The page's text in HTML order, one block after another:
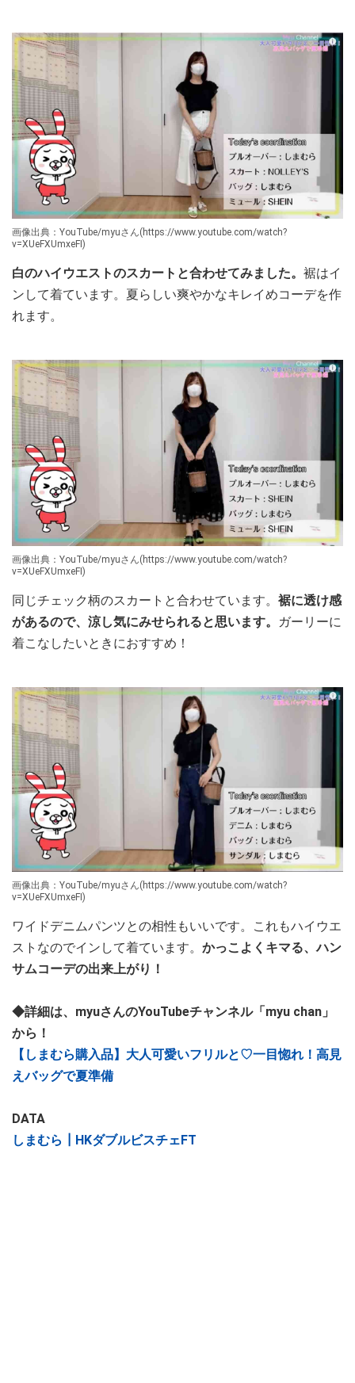
画像出典：YouTube/myuさん(https://www.youtube.com/watch?
v=XUeFXUmxeFI)
白のハイウエストのスカートと合わせてみました。 裾はイ
ンして着ています。夏らしい爽やかなキレイめコーデを作
れます。
画像出典：YouTube/myuさん(https://www.youtube.com/watch?
v=XUeFXUmxeFI)
同じチェック柄のスカートと合わせています。 裾に透け感
があるので、涼し気にみせられると思います。
ガーリーに
着こなしたいときにおすすめ！
画像出典：YouTube/myuさん(https://www.youtube.com/watch?
v=XUeFXUmxeFI)
ワイドデニムパンツとの相性もいいです。これもハイウエ
ストなのでインして着ています。 かっこよくキマる、ハン
サムコーデの出来上がり！
◆詳細は、myuさんのYouTubeチャンネル「myu chan」
から！
【しまむら購入品】大人可愛いフリルと♡一目惚れ！高見
えバッグで夏準備
DATA
しまむら┃HKダブルビスチェFT